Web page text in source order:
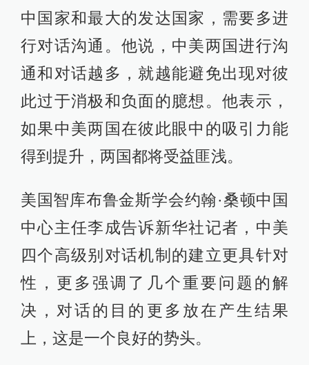
中国家和最大的发达国家，需要多进
行对话沟通。他说，中美两国进行沟
通和对话越多，就越能避免出现对彼
此过于消极和负面的臆想。他表示，
如果中美两国在彼此眼中的吸引力能
得到提升，两国都将受益匪浅。
美国智库布鲁金斯学会约翰·桑顿中国
中心主任李成告诉新华社记者，中美
四个高级别对话机制的建立更具针对
性，更多强调了几个重要问题的解
决，对话的目的更多放在产生结果
上，这是一个良好的势头。